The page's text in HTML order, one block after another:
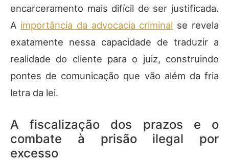
encarceramento mais difícil de ser justificada.
A importância da advocacia criminal se revela
exatamente nessa capacidade de traduzir a
realidade do cliente para o juiz, construindo
pontes de comunicação que vão além da fria
letra da lei.
A fiscalização dos prazos e o
combate à prisão ilegal por
excesso